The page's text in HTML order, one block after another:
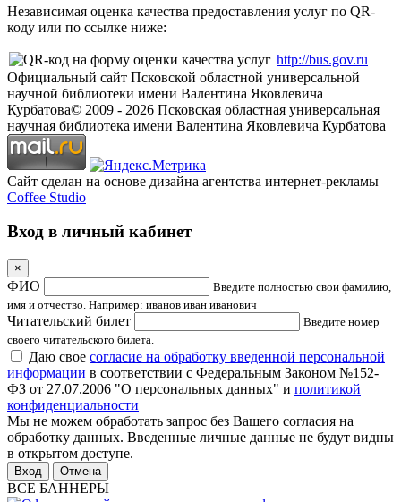
Независимая оценка качества предоставления услуг по QR-
коду или по ссылке ниже:
http://bus.gov.ru
Официальный сайт Псковской областной универсальной
научной библиотеки имени Валентина Яковлевича
Курбатова© 2009 - 2026 Псковская областная универсальная
научная библиотека имени Валентина Яковлевича Курбатова
Сайт сделан на основе дизайна агентства интернет-рекламы
Coffee Studio
Вход в личный кабинет
×
ФИО
Введите полностью свои фамилию,
имя и отчество. Например: иванов иван иванович
Читательский билет
Введите номер
своего читательского билета.
Даю свое согласие на обработку введенной персональной
информации в соответствии с Федеральным Законом №152-
ФЗ от 27.07.2006 "О персональных данных" и политикой
конфиденциальности
Мы не можем обработать запрос без Вашего согласия на
обработку данных. Введенные личные данные не будут видны
в открытом доступе.
Отмена
ВСЕ БАННЕРЫ